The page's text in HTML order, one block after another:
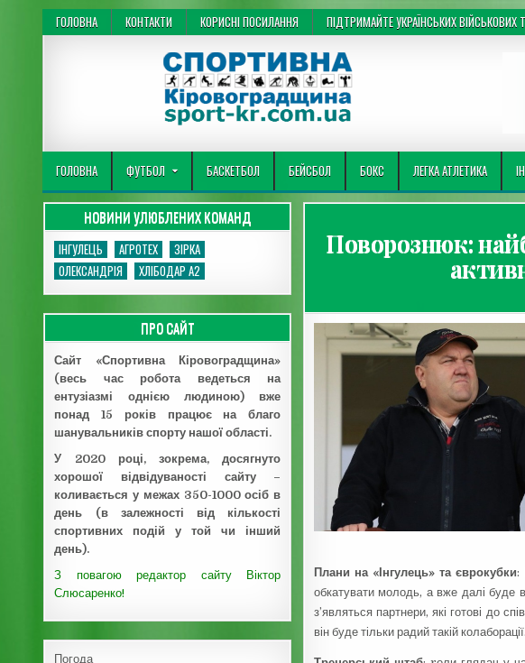
Перейти до вмісту
ГОЛОВНА КОНТАКТИ КОРИСНІ ПОСИЛАННЯ ПІДТРИМАЙТЕ УКРАЇНСЬКИХ
ГОЛОВНА ФУТБОЛ БАСКЕТБОЛ БЕЙСБОЛ БОКС ЛЕГКА АТЛЕТИКА
Поворознюк:
​Плани на «Інгулець» та єврокубки:
обкатувати молодь, а вже далі буде
з’являться партнери, які готові до
він буде тільки радий такій колаборації.
НОВИНИ УЛЮБЛЕНИХ КОМАНД
ІНГУЛЕЦЬ АГРОТЕХ
ЗІРКА
ОЛЕКСАНДРІЯ
ХЛІБОДАР А2
ПРО САЙТ
Сайт «Спортивна Кіровоградщина»
(весь час робота ведеться на
ентузіазмі однією людиною) вже
понад 15 років працює на благо
шанувальників спорту нашої області.
У 2020 році, зокрема, досягнуто
хорошої відвідуваності сайту –
коливається у межах 350-1000 осіб в
день (в залежності від кількості
спортивних подій у той чи інший
день).
З повагою редактор сайту Віктор
Слюсаренко!
Погода